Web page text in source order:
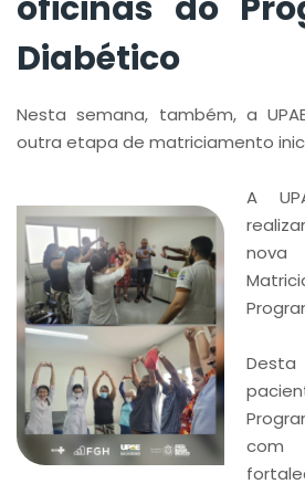
Diabético
Nesta semana, também, a
outra etapa de matriciamento
A